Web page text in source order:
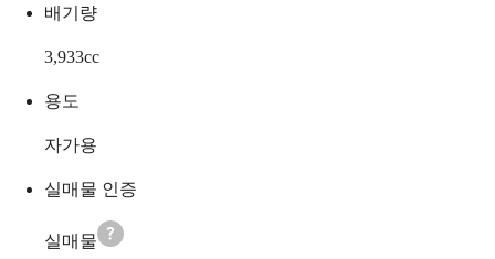
배기량
3,933cc
용도
자가용
실매물 인증
실매물